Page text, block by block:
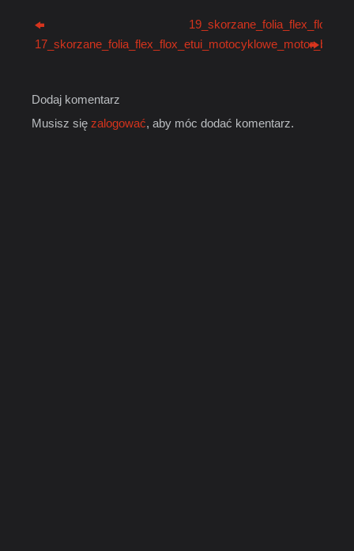
Dodaj komentarz
Musisz się zalogować, aby móc dodać komentarz.